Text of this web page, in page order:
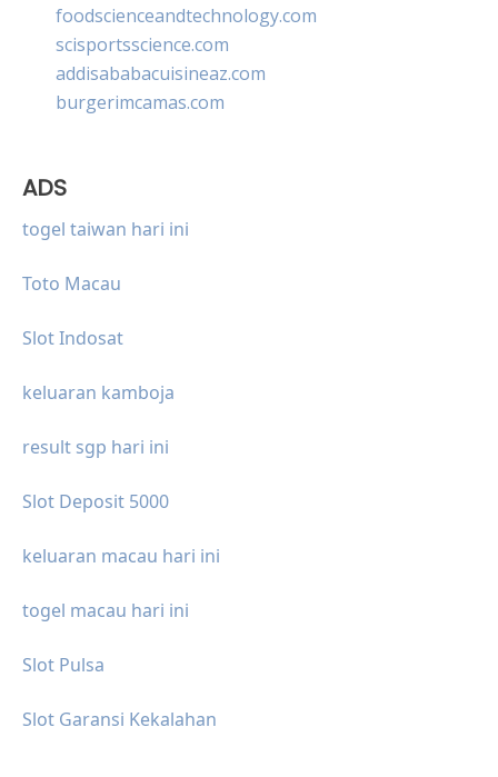
foodscienceandtechnology.com
scisportsscience.com
addisababacuisineaz.com
burgerimcamas.com
ADS
togel taiwan hari ini
Toto Macau
Slot Indosat
keluaran kamboja
result sgp hari ini
Slot Deposit 5000
keluaran macau hari ini
togel macau hari ini
Slot Pulsa
Slot Garansi Kekalahan